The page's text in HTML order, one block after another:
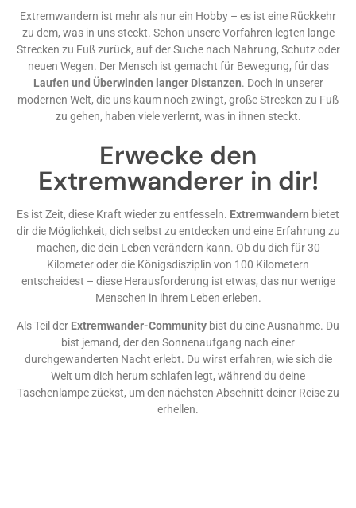
Extremwandern ist mehr als nur ein Hobby – es ist eine Rückkehr
zu dem, was in uns steckt. Schon unsere Vorfahren legten lange
Strecken zu Fuß zurück, auf der Suche nach Nahrung, Schutz oder
neuen Wegen. Der Mensch ist gemacht für Bewegung, für das
Laufen und Überwinden langer Distanzen. Doch in unserer
modernen Welt, die uns kaum noch zwingt, große Strecken zu Fuß
zu gehen, haben viele verlernt, was in ihnen steckt.
Erwecke den
Extremwanderer in dir!
Es ist Zeit, diese Kraft wieder zu entfesseln. Extremwandern bietet
dir die Möglichkeit, dich selbst zu entdecken und eine Erfahrung zu
machen, die dein Leben verändern kann. Ob du dich für 30
Kilometer oder die Königsdisziplin von 100 Kilometern
entscheidest – diese Herausforderung ist etwas, das nur wenige
Menschen in ihrem Leben erleben.
Als Teil der Extremwander-Community bist du eine Ausnahme. Du
bist jemand, der den Sonnenaufgang nach einer
durchgewanderten Nacht erlebt. Du wirst erfahren, wie sich die
Welt um dich herum schlafen legt, während du deine
Taschenlampe zückst, um den nächsten Abschnitt deiner Reise zu
erhellen.